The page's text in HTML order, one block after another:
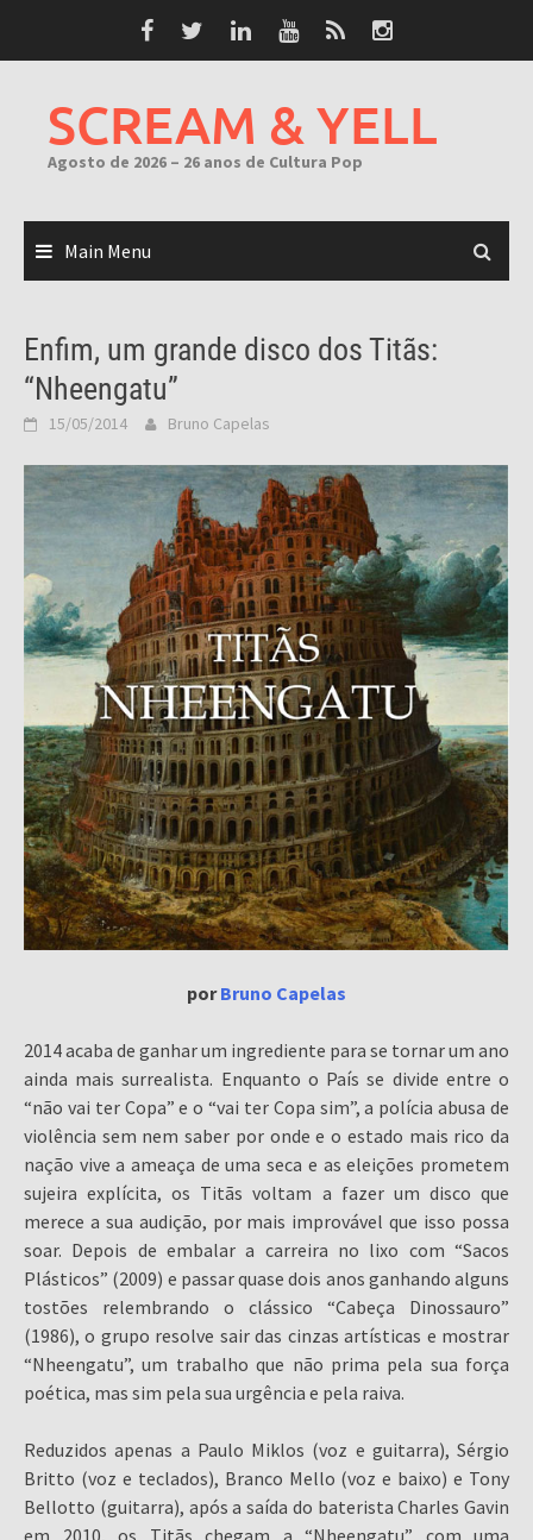
SCREAM & YELL
Agosto de 2026 – 26 anos de Cultura Pop
Main Menu
Enfim, um grande disco dos Titãs:
“Nheengatu”
15/05/2014 Bruno Capelas
porBruno Capelas
2014 acaba de ganhar um ingrediente para se tornar um ano
ainda mais surrealista. Enquanto o País se divide entre o
“não vai ter Copa” e o “vai ter Copa sim”, a polícia abusa de
violência sem nem saber por onde e o estado mais rico da
nação vive a ameaça de uma seca e as eleições prometem
sujeira explícita, os Titãs voltam a fazer um disco que
merece a sua audição, por mais improvável que isso possa
soar. Depois de embalar a carreira no lixo com “Sacos
Plásticos” (2009) e passar quase dois anos ganhando alguns
tostões relembrando o clássico “Cabeça Dinossauro”
(1986), o grupo resolve sair das cinzas artísticas e mostrar
“Nheengatu”, um trabalho que não prima pela sua força
poética, mas sim pela sua urgência e pela raiva.
Reduzidos apenas a Paulo Miklos (voz e guitarra), Sérgio
Britto (voz e teclados), Branco Mello (voz e baixo) e Tony
Bellotto (guitarra), após a saída do baterista Charles Gavin
em 2010, os Titãs chegam a “Nheengatu” com uma